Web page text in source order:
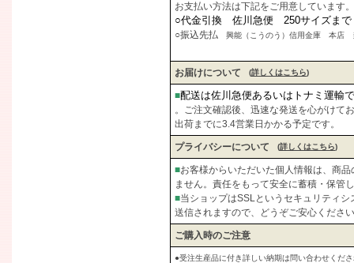
お支払い方法は下記をご用意しています。
○代金引換 佐川急便 250サイズま
○振込先払 興能（こうのう）信用金庫 本店
お届けについて (詳しくはこちら)
■配送は佐川急便あるいはトナミ運輸
。ご注文確認後、迅速な発送を心がけて
出荷までに3.4営業日かかる予定です。
プライバシーについて (詳しくはこちら)
■お客様からいただいた個人情報は、商
ません。責任をもって安全に蓄積・保管
■当ショップはSSLというセキュリティ
送信されますので、どうぞご安心くださ
ご購入時のご注意
●受注生産品に付き詳しい納期は問い合わせくだ